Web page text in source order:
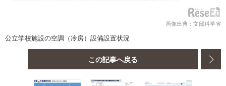
画像出典：文部科学省
公立学校施設の空調（冷房）設備設置状況
この記事へ戻る